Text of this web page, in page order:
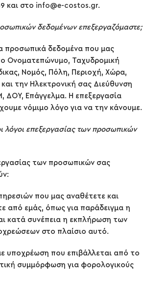
και στο info@e-costos.gr.
δεδομένων επεξεργαζόμαστε;
προσωπικά δεδομένα που μας
Ονοματεπώνυμο, Ταχυδρομική
Νομός, Πόλη, Περιοχή, Χώρα,
την Ηλεκτρονική σας Διεύθυνση
ΔΟΥ, Επάγγελμα. Η επεξεργασία
νόμιμο λόγο για να την κάνουμε.
λόγοι επεξεργασίας των προσωπικών
των προσωπικών σας
που μας αναθέτετε και
από εμάς, όπως για παράδειγμα η
κατά συνέπεια η εκπλήρωση των
στο πλαίσιο αυτό.
υποχρέωση που επιβάλλεται από το
συμμόρφωση για φορολογικούς